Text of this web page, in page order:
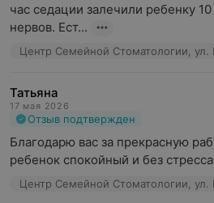
час седации залечили ребенку
нервов. Ест...
Центр Семейной Стоматологии, ул.
Татьяна
17 мая 2026
Отзыв подтвержден
Благодарю вас за прекрасную
ребенок спокойный и без
Центр Семейной Стоматологии, ул.